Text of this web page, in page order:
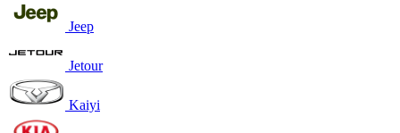
Jeep
Jetour
Kaiyi